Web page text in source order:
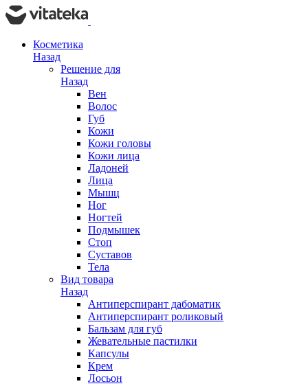
Косметика
Назад
Решение для
Назад
Вен
Волос
Губ
Кожи
Кожи головы
Кожи лица
Ладоней
Лица
Мышц
Ног
Ногтей
Подмышек
Стоп
Суставов
Тела
Вид товара
Назад
Антиперспирант дабоматик
Антиперспирант роликовый
Бальзам для губ
Жевательные пастилки
Капсулы
Крем
Лосьон